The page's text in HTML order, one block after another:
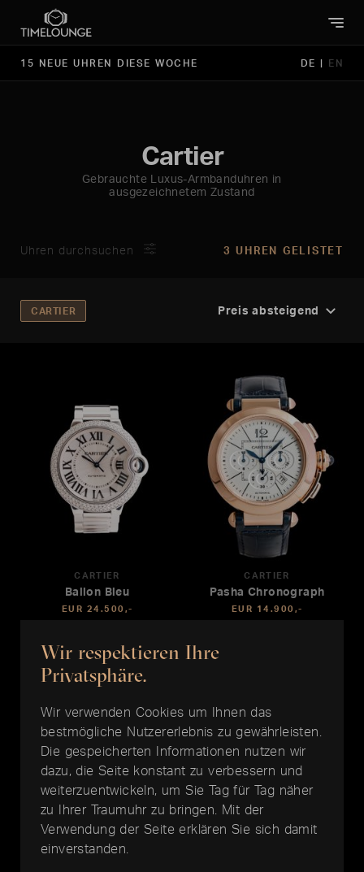
15 NEUE UHREN DIESE WOCHE DE | EN
Cartier
Gebrauchte Luxus-Armbanduhren in
ausgezeichnetem Zustand
Uhren durchsuchen 3 UHREN GELISTET
CARTIER
CARTIER
Ballon Bleu
EUR 24.500,-
CARTIER
Pasha Chronograph
EUR 14.900,-
CARTIER
Wir respektieren Ihre
Privatsphäre.
Wir verwenden Cookies um Ihnen das
bestmögliche Nutzererlebnis zu gewährleisten.
Die gespeicherten Informationen nutzen wir
dazu, die Seite konstant zu verbessern und
weiterzuentwickeln, um Sie Tag für Tag näher
zu Ihrer Traumuhr zu bringen. Mit der
Verwendung der Seite erklären Sie sich damit
einverstanden.